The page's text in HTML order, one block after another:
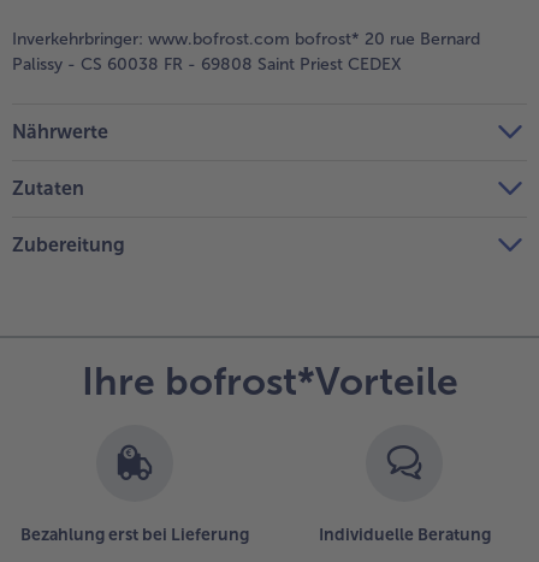
Inverkehrbringer: www.bofrost.com bofrost* 20 rue Bernard
Palissy - CS 60038 FR - 69808 Saint Priest CEDEX
Nährwerte
Zutaten
Zubereitung
Ihre bofrost*Vorteile
Bezahlung erst bei Lieferung Individuelle Beratung